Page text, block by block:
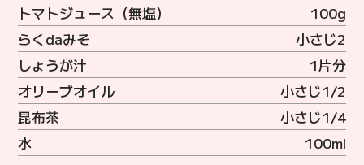
トマトジュース（無塩）
100g
らくdaみそ
小さじ2
しょうが汁
1片分
オリーブオイル
小さじ1/2
昆布茶
小さじ1/4
水
100ml